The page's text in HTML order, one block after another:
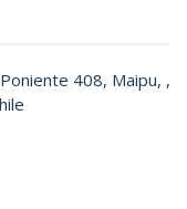
408, Maipu, ,